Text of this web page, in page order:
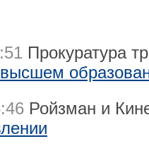
Прокуратура
Ройзман и